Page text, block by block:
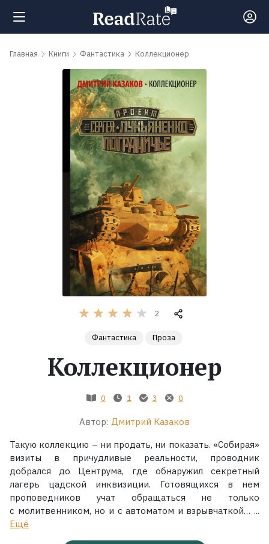
Поиск
обсуждаемые
Экранизации
Главная Книги Фантастика Коллекционер
2
Фантастика Проза
Коллекционер
0 1 3 0
Автор: Дмитрий Казаков
Такую коллекцию – ни продать, ни показать. «Собирая»
визиты в причудливые реальности, проводник
добрался до Центрума, где обнаружил секретный
лагерь цадской инквизиции. Готовящихся в нем
проповедников учат обращаться не только
с молитвенником, но и с автоматом и взрывчаткой… ...
Ещё